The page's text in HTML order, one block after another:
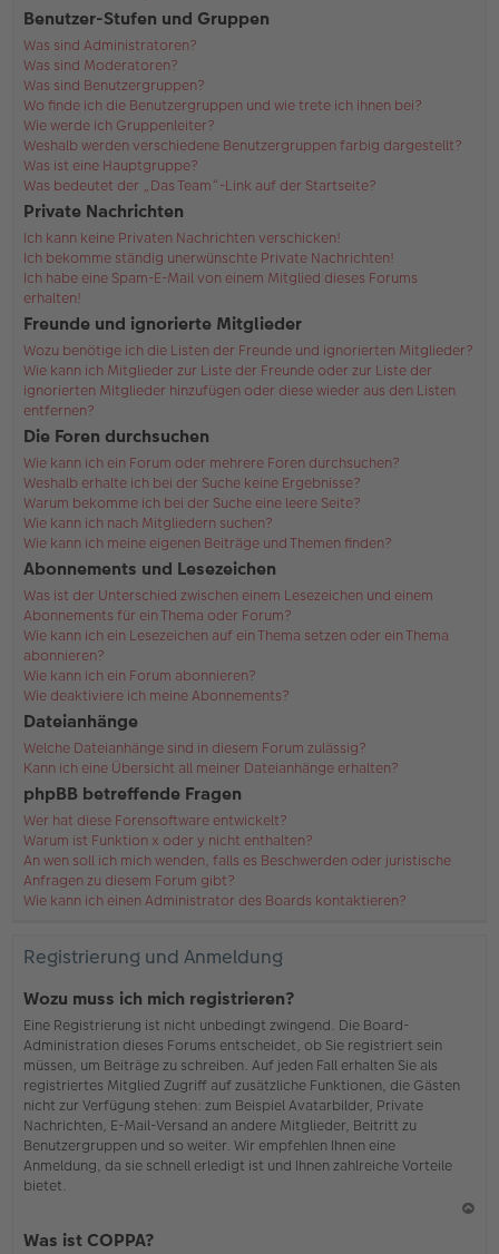
Benutzer-Stufen und Gruppen
Was sind Administratoren?
Was sind Moderatoren?
Was sind Benutzergruppen?
Wo finde ich die Benutzergruppen und wie trete ich ihnen bei?
Wie werde ich Gruppenleiter?
Weshalb werden verschiedene Benutzergruppen farbig dargestellt?
Was ist eine Hauptgruppe?
Was bedeutet der „Das Team“-Link auf der Startseite?
Private Nachrichten
Ich kann keine Privaten Nachrichten verschicken!
Ich bekomme ständig unerwünschte Private Nachrichten!
Ich habe eine Spam-E-Mail von einem Mitglied dieses Forums
erhalten!
Freunde und ignorierte Mitglieder
Wozu benötige ich die Listen der Freunde und ignorierten Mitglieder?
Wie kann ich Mitglieder zur Liste der Freunde oder zur Liste der
ignorierten Mitglieder hinzufügen oder diese wieder aus den Listen
entfernen?
Die Foren durchsuchen
Wie kann ich ein Forum oder mehrere Foren durchsuchen?
Weshalb erhalte ich bei der Suche keine Ergebnisse?
Warum bekomme ich bei der Suche eine leere Seite?
Wie kann ich nach Mitgliedern suchen?
Wie kann ich meine eigenen Beiträge und Themen finden?
Abonnements und Lesezeichen
Was ist der Unterschied zwischen einem Lesezeichen und einem
Abonnements für ein Thema oder Forum?
Wie kann ich ein Lesezeichen auf ein Thema setzen oder ein Thema
abonnieren?
Wie kann ich ein Forum abonnieren?
Wie deaktiviere ich meine Abonnements?
Dateianhänge
Welche Dateianhänge sind in diesem Forum zulässig?
Kann ich eine Übersicht all meiner Dateianhänge erhalten?
phpBB betreffende Fragen
Wer hat diese Forensoftware entwickelt?
Warum ist Funktion x oder y nicht enthalten?
An wen soll ich mich wenden, falls es Beschwerden oder juristische
Anfragen zu diesem Forum gibt?
Wie kann ich einen Administrator des Boards kontaktieren?
Registrierung und Anmeldung
Wozu muss ich mich registrieren?
Eine Registrierung ist nicht unbedingt zwingend. Die Board-
Administration dieses Forums entscheidet, ob Sie registriert sein
müssen, um Beiträge zu schreiben. Auf jeden Fall erhalten Sie als
registriertes Mitglied Zugriff auf zusätzliche Funktionen, die Gästen
nicht zur Verfügung stehen: zum Beispiel Avatarbilder, Private
Nachrichten, E-Mail-Versand an andere Mitglieder, Beitritt zu
Benutzergruppen und so weiter. Wir empfehlen Ihnen eine
Anmeldung, da sie schnell erledigt ist und Ihnen zahlreiche Vorteile
bietet.
Was ist COPPA?